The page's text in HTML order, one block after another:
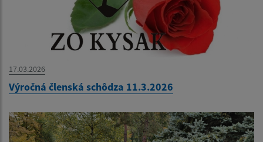
17.03.2026
Výročná členská schôdza 11.3.2026